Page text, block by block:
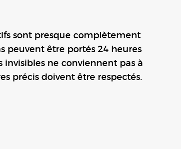
sont presque complètement
peuvent être portés 24 heures
invisibles ne conviennent pas à
précis doivent être respectés.